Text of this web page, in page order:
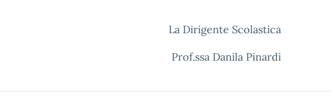
La Dirigente Scolastica
Prof.ssa Danila Pinardi